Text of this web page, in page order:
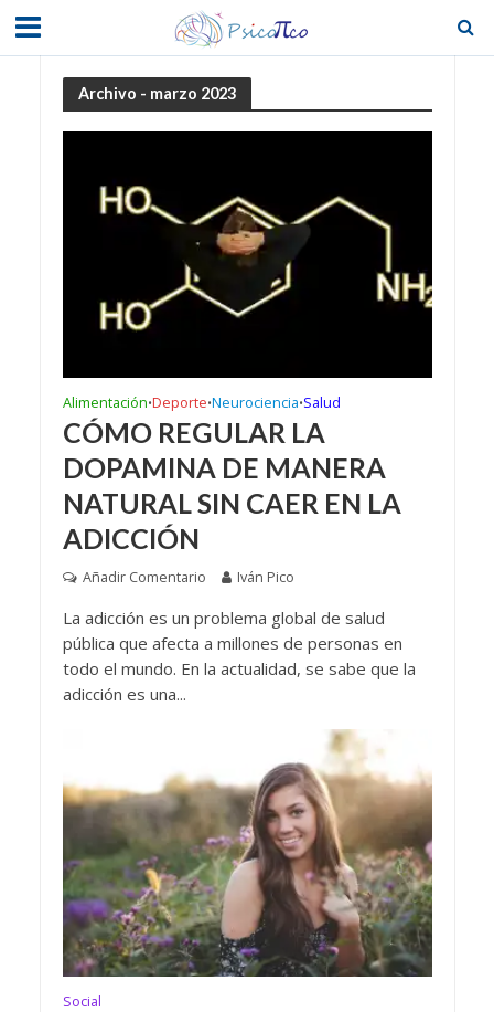
Archivo - marzo 2023
Alimentación•Deporte•Neurociencia•Salud
CÓMO REGULAR LA
DOPAMINA DE MANERA
NATURAL SIN CAER EN LA
ADICCIÓN
Añadir Comentario Iván Pico
La adicción es un problema global de salud
pública que afecta a millones de personas en
todo el mundo. En la actualidad, se sabe que la
adicción es una...
Social